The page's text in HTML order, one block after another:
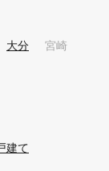
大分 宮崎
建て